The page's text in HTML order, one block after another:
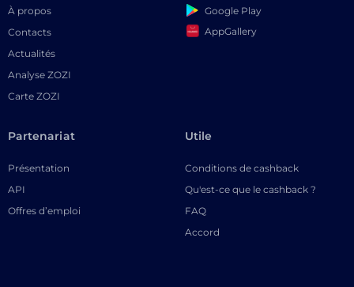
À propos
Contacts
Actualités
Analyse ZOZI
Carte ZOZI
Google Play
AppGallery
Partenariat
Présentation
API
Offres d’emploi
Utile
Conditions de cashback
Qu'est-ce que le cashback ?
FAQ
Accord